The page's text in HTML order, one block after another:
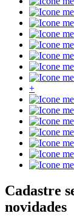
+
Cadastre
novidades